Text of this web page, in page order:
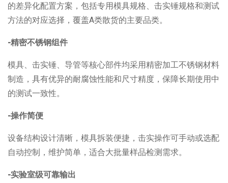
的差异化配置方案，包括专用模具规格、击实锤规格和测试
方法的对应选择，覆盖A类散货的主要品类。
-精密不锈钢组件
模具、击实锤、导管等核心部件均采用精密加工不锈钢材料
制造，具有优异的耐腐蚀性能和尺寸精度，保障长期使用中
的测试一致性。
-操作简便
设备结构设计清晰，模具拆装便捷，击实操作可手动或选配
自动控制，维护简单，适合大批量样品检测需求。
-实验室级可靠输出